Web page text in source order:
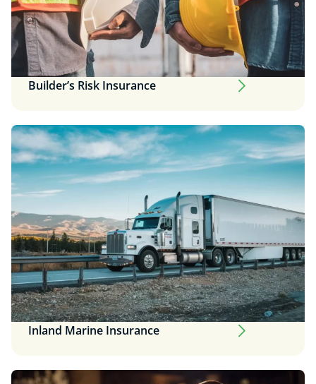
Builder’s Risk Insurance
Inland Marine Insurance